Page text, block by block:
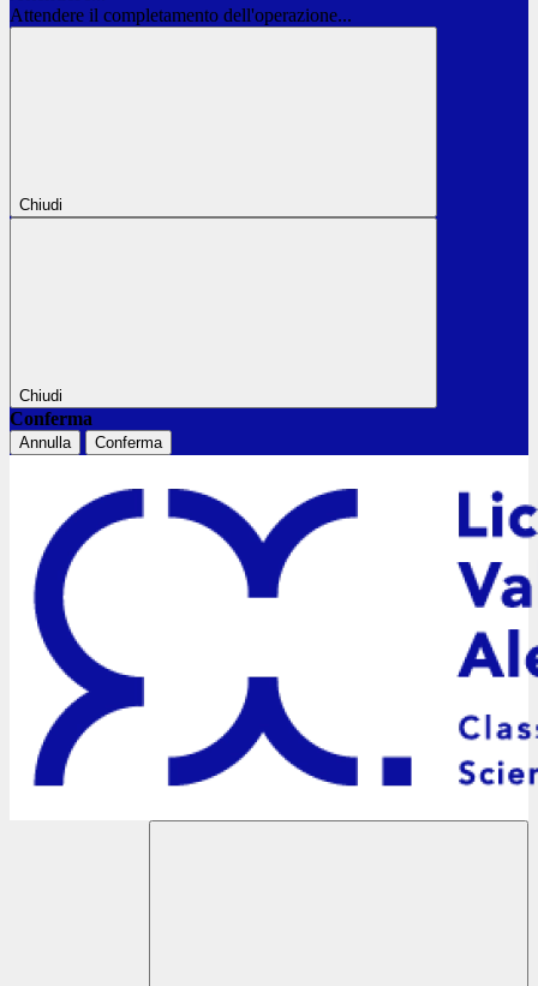
Attendere il completamento dell'operazione...
Chiudi
Chiudi
Conferma
Annulla Conferma